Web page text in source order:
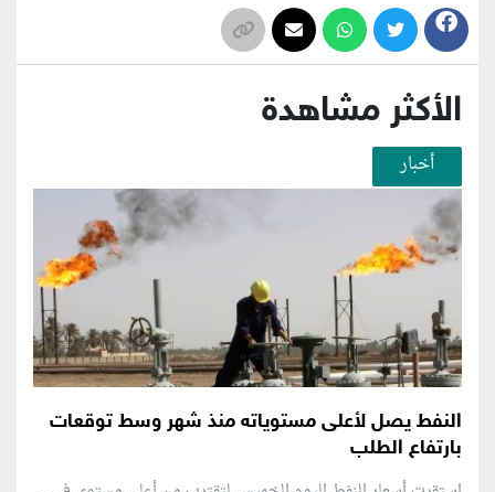
الأكثر مشاهدة
أخبار
النفط يصل لأعلى مستوياته منذ شهر وسط توقعات
بارتفاع الطلب